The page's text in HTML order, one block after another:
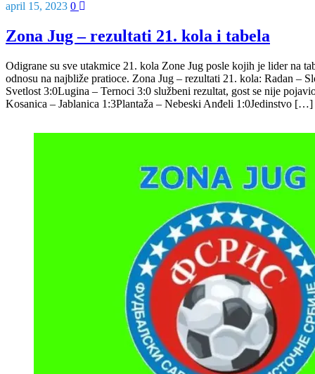
april 15, 2023 0
Zona Jug – rezultati 21. kola i tabela
Odigrane su sve utakmice 21. kola Zone Jug posle kojih je lider na
odnosu na najbliže pratioce. Zona Jug – rezultati 21. kola: Radan –
Svetlost 3:0Lugina – Ternoci 3:0 službeni rezultat, gost se nije
Kosanica – Jablanica 1:3Plantaža – Nebeski Anđeli 1:0Jedinstvo […]